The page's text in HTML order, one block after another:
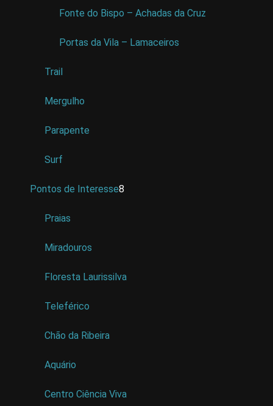
Fonte do Bispo – Achadas da Cruz
Portas da Vila – Lamaceiros
Trail
Mergulho
Parapente
Surf
Pontos de Interesse8
Praias
Miradouros
Floresta Laurissilva
Teleférico
Chão da Ribeira
Aquário
Centro Ciência Viva